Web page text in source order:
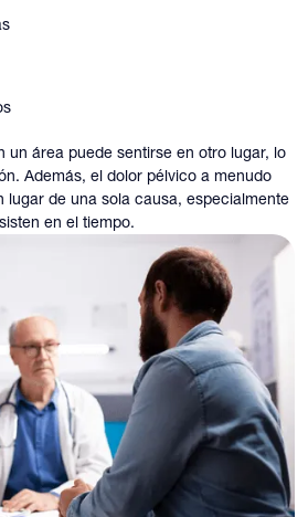
un área puede sentirse en otro lugar, lo
Además, el dolor pélvico a menudo
lugar de una sola causa, especialmente
en el tiempo.